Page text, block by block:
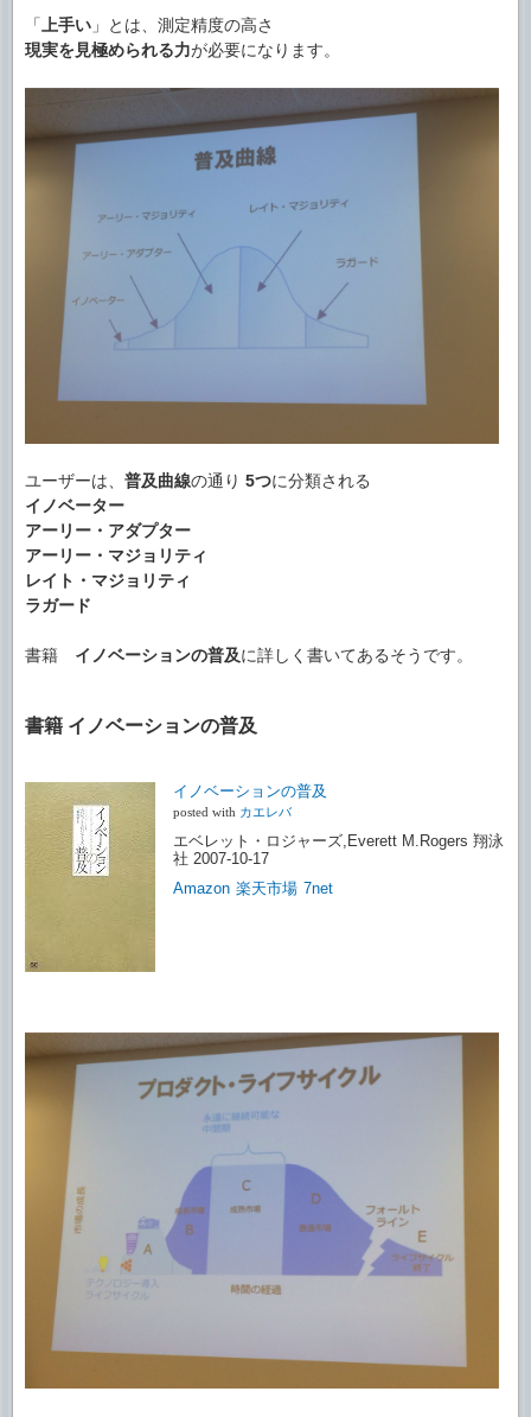
「上手い 」とは、測定精度の高さ
現実を見極められる力が必要になります。
ユーザーは、 普及曲線の通り 5つに分類される
イノベーター
アーリー・アダプター
アーリー・マジョリティ
レイト・マジョリティ
ラガード
書籍 イノベーションの普及に詳しく書いてあるそうです。
書籍 イノベーションの普及
イノベーションの普及
posted with カエレバ
エベレット・ロジャーズ,Everett M.Rogers 翔泳
社 2007-10-17
Amazon 楽天市場 7net